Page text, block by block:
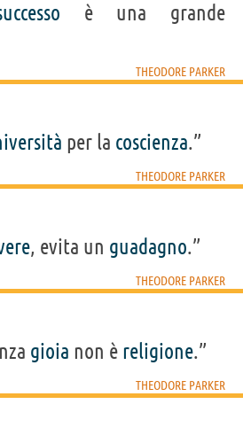
è una grande
THEODORE PARKER
per la coscienza.”
THEODORE PARKER
, evita un guadagno.”
THEODORE PARKER
gioia non è religione.”
THEODORE PARKER